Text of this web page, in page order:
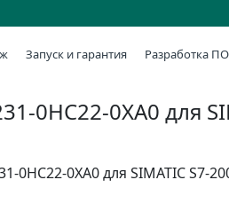
Запуск и гарантия Разработка ПО
0HC22-0XA0 для
0HC22-0XA0 для SIMATIC S7-